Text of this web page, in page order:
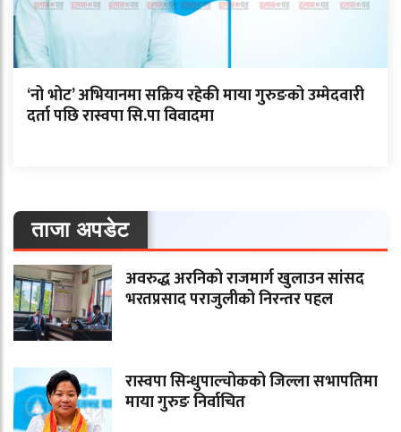
‘नो भोट’ अभियानमा सक्रिय रहेकी माया गुरुङको उम्मेदवारी
दर्ता पछि रास्वपा सि.पा विवादमा
ताजा अपडेट
अवरुद्ध अरनिको राजमार्ग खुलाउन सांसद
भरतप्रसाद पराजुलीको निरन्तर पहल
रास्वपा सिन्धुपाल्चोकको जिल्ला सभापतिमा
माया गुरुङ निर्वाचित